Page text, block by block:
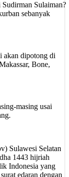
Sulaiman?
sebanyak
akan dipotong di
Bone,
masing usai
Sulawesi Selatan
1443 hijriah
Indonesia yang
edaran dengan